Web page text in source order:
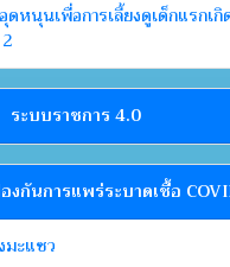
หนุนเพื่อการเลี้ยงดูเด็กแรกเกิ
ระบบราชการ 4.0
งกันการแพร่ระบาดเชื้อ
มะแซว